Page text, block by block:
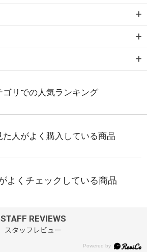
STAFF REVIEWS
スタッフレビュー